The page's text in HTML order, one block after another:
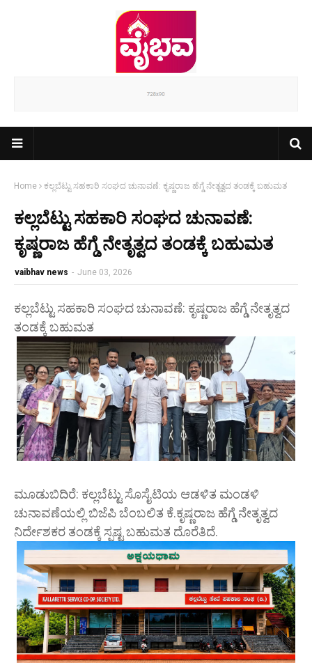
Home ಕಲ್ಲಬೆಟ್ಟು ಸಹಕಾರಿ ಸಂಘದ ಚುನಾವಣೆ: ಕೃಷ್ಣರಾಜ ಹೆಗ್ಡೆ ನೇತೃತ್ವದ ತಂಡಕ್ಕೆ ಬಹುಮತ
ಕಲ್ಲಬೆಟ್ಟು ಸಹಕಾರಿ ಸಂಘದ ಚುನಾವಣೆ:
ಕೃಷ್ಣರಾಜ ಹೆಗ್ಡೆ ನೇತೃತ್ವದ ತಂಡಕ್ಕೆ ಬಹುಮತ
vaibhav news - June 03, 2026
ಕಲ್ಲಬೆಟ್ಟು ಸಹಕಾರಿ ಸಂಘದ ಚುನಾವಣೆ: ಕೃಷ್ಣರಾಜ ಹೆಗ್ಡೆ ನೇತೃತ್ವದ
ತಂಡಕ್ಕೆ ಬಹುಮತ
ಮೂಡುಬಿದಿರೆ: ಕಲ್ಲಬೆಟ್ಟು ಸೊಸೈಟಿಯ ಆಡಳಿತ ಮಂಡಳಿ
ಚುನಾವಣೆಯಲ್ಲಿ ಬಿಜೆಪಿ ಬೆಂಬಲಿತ ಕೆ.ಕೃಷ್ಣರಾಜ ಹೆಗ್ಡೆ ನೇತೃತ್ವದ
ನಿರ್ದೇಶಕರ ತಂಡಕ್ಕೆ ಸ್ಪಷ್ಟ ಬಹುಮತ ದೊರೆತಿದೆ.